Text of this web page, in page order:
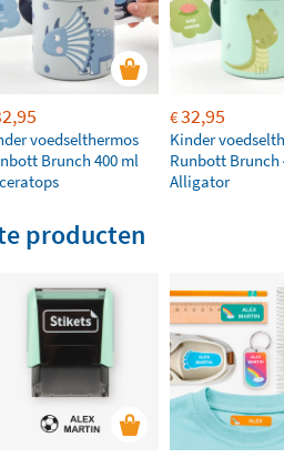
voedselthermos
Brunch 400 ml
€32,95
Kinder
Runbott Brunch
Alligator
producten